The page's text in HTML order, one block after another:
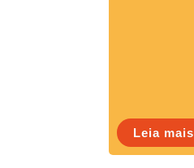
Leia mais